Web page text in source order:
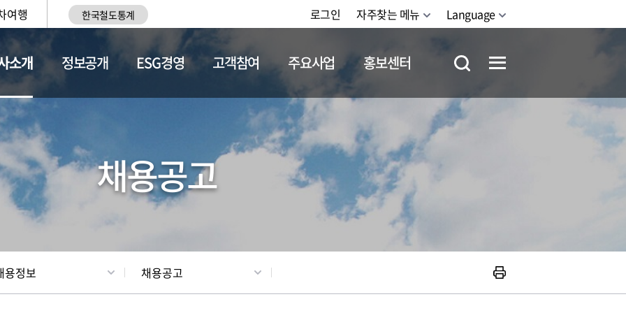
여행 한국철도통계 로그인 자주찾는 메뉴 Language
소개
채용정보
정보공개 ESG경영 고객참여 주요사업 홍보센터
채용공고
용정보 채용공고